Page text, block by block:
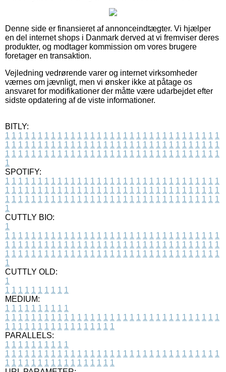
Denne side er finansieret af annonceindtægter. Vi hjælper
en del internet shops i Danmark derved at vi fremviser deres
produkter, og modtager kommission om vores brugere
foretager en transaktion.
Vejledning vedrørende varer og internet virksomheder
værnes om jævnligt, men vi ønsker ikke at påtage os
ansvaret for modifikationer der måtte være udarbejdet efter
sidste opdatering af de viste informationer.
BITLY:
1 1 1 1 1 1 1 1 1 1 1 1 1 1 1 1 1 1 1 1 1 1 1 1 1 1 1 1 1 1 1 1 1
1 1 1 1 1 1 1 1 1 1 1 1 1 1 1 1 1 1 1 1 1 1 1 1 1 1 1 1 1 1 1 1 1
1 1 1 1 1 1 1 1 1 1 1 1 1 1 1 1 1 1 1 1 1 1 1 1 1 1 1 1 1 1 1 1 1
1
SPOTIFY:
1 1 1 1 1 1 1 1 1 1 1 1 1 1 1 1 1 1 1 1 1 1 1 1 1 1 1 1 1 1 1 1 1
1 1 1 1 1 1 1 1 1 1 1 1 1 1 1 1 1 1 1 1 1 1 1 1 1 1 1 1 1 1 1 1 1
1 1 1 1 1 1 1 1 1 1 1 1 1 1 1 1 1 1 1 1 1 1 1 1 1 1 1 1 1 1 1 1 1
1
CUTTLY BIO:
1
1 1 1 1 1 1 1 1 1 1 1 1 1 1 1 1 1 1 1 1 1 1 1 1 1 1 1 1 1 1 1 1 1
1 1 1 1 1 1 1 1 1 1 1 1 1 1 1 1 1 1 1 1 1 1 1 1 1 1 1 1 1 1 1 1 1
1 1 1 1 1 1 1 1 1 1 1 1 1 1 1 1 1 1 1 1 1 1 1 1 1 1 1 1 1 1 1 1 1
1
CUTTLY OLD:
1
1 1 1 1 1 1 1 1 1 1
MEDIUM:
1 1 1 1 1 1 1 1 1 1
1 1 1 1 1 1 1 1 1 1 1 1 1 1 1 1 1 1 1 1 1 1 1 1 1 1 1 1 1 1 1 1 1
1 1 1 1 1 1 1 1 1 1 1 1 1 1 1 1 1
PARALLELS:
1 1 1 1 1 1 1 1 1 1
1 1 1 1 1 1 1 1 1 1 1 1 1 1 1 1 1 1 1 1 1 1 1 1 1 1 1 1 1 1 1 1 1
1 1 1 1 1 1 1 1 1 1 1 1 1 1 1 1 1